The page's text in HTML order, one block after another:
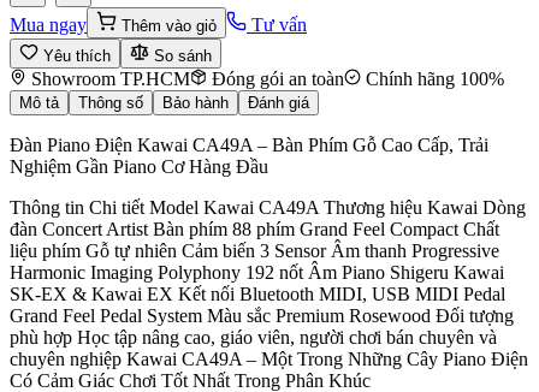
Mua ngay
Thêm vào giỏ Tư vấn
Yêu thích So sánh
Showroom TP.HCM Đóng gói an toàn Chính hãng 100%
Mô tả Thông số Bảo hành Đánh giá
Đàn Piano Điện Kawai CA49A – Bàn Phím Gỗ Cao Cấp, Trải
Nghiệm Gần Piano Cơ Hàng Đầu
Thông tin Chi tiết Model Kawai CA49A Thương hiệu Kawai Dòng
đàn Concert Artist Bàn phím 88 phím Grand Feel Compact Chất
liệu phím Gỗ tự nhiên Cảm biến 3 Sensor Âm thanh Progressive
Harmonic Imaging Polyphony 192 nốt Âm Piano Shigeru Kawai
SK-EX & Kawai EX Kết nối Bluetooth MIDI, USB MIDI Pedal
Grand Feel Pedal System Màu sắc Premium Rosewood Đối tượng
phù hợp Học tập nâng cao, giáo viên, người chơi bán chuyên và
chuyên nghiệp Kawai CA49A – Một Trong Những Cây Piano Điện
Có Cảm Giác Chơi Tốt Nhất Trong Phân Khúc